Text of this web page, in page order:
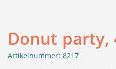
Donut party,
Artikelnummer: 8217